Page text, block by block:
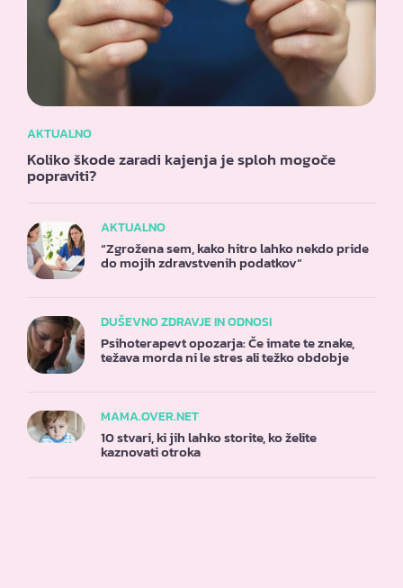
AKTUALNO
Koliko škode zaradi kajenja je sploh mogoče
popraviti?
AKTUALNO
“Zgrožena sem, kako hitro lahko nekdo pride
do mojih zdravstvenih podatkov”
DUŠEVNO ZDRAVJE IN ODNOSI
Psihoterapevt opozarja: Če imate te znake,
težava morda ni le stres ali težko obdobje
MAMA.OVER.NET
10 stvari, ki jih lahko storite, ko želite
kaznovati otroka